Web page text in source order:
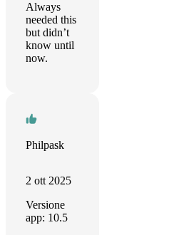
Always
needed this
but didn’t
know until
now.
Philpask
2 ott 2025
Versione
app: 10.5